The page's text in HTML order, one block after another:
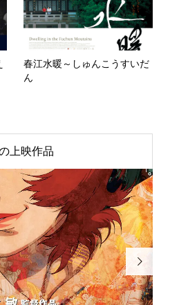
春江水暖～しゅんこうすいだ
ん
上映作品
